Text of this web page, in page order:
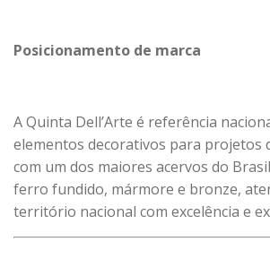
Posicionamento de marca
A Quinta Dell’Arte é referência
elementos decorativos para projetos
com um dos maiores acervos do
ferro fundido, mármore e bronze,
território nacional com excelência e